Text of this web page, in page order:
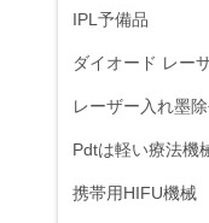
IPL予備品
ダイオード レー
レーザー入れ墨
Pdtは軽い療法機
携帯用HIFU機械